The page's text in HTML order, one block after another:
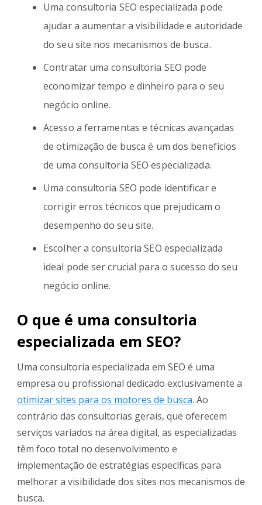
Uma consultoria SEO especializada pode
ajudar a aumentar a visibilidade e autoridade
do seu site nos mecanismos de busca.
Contratar uma consultoria SEO pode
economizar tempo e dinheiro para o seu
negócio online.
Acesso a ferramentas e técnicas avançadas
de otimização de busca é um dos benefícios
de uma consultoria SEO especializada.
Uma consultoria SEO pode identificar e
corrigir erros técnicos que prejudicam o
desempenho do seu site.
Escolher a consultoria SEO especializada
ideal pode ser crucial para o sucesso do seu
negócio online.
O que é uma consultoria
especializada em SEO?
Uma consultoria especializada em SEO é uma
empresa ou profissional dedicado exclusivamente a
otimizar sites para os motores de busca. Ao
contrário das consultorias gerais, que oferecem
serviços variados na área digital, as especializadas
têm foco total no desenvolvimento e
implementação de estratégias específicas para
melhorar a visibilidade dos sites nos mecanismos de
busca.